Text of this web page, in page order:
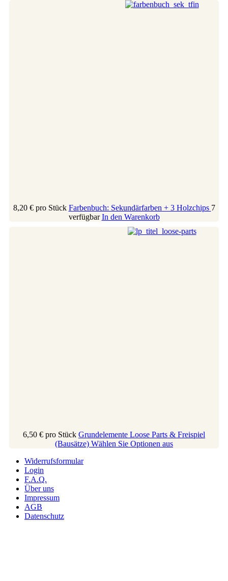
8,20 € pro Stück Farbenbuch: Sekundärfarben + 3 Holzchips 7
verfügbar In den Warenkorb
6,50 € pro Stück Grundelemente Loose Parts & Freispiel
(Bausätze) Wählen Sie Optionen aus
Widerrufsformular
Login
F.A.Q.
Über uns
Impressum
AGB
Datenschutz